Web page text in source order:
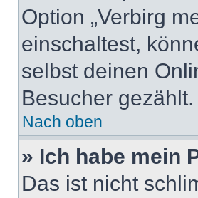
Option „Verbirg
einschaltest,
selbst deinen
Besucher gezählt.
Nach oben
» Ich habe mein
Das ist nicht